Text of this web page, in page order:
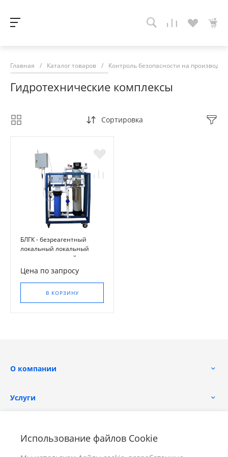
Использование файлов Cookie
Главная / Каталог товаров / Контроль безопасности на
Гидротехнические комплексы
Сортировка
БЛГК - безреагентный
локальный локальный
гидротехнический
комплекс
Цена по запросу
В КОРЗИНУ
О компании
Услуги